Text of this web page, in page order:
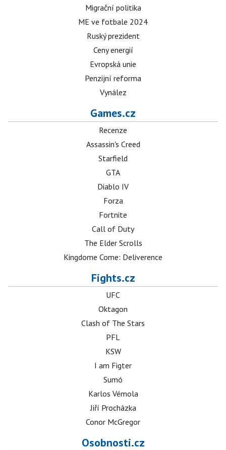
Migrační politika
ME ve fotbale 2024
Ruský prezident
Ceny energií
Evropská unie
Penzijní reforma
Vynález
Games.cz
Recenze
Assassin's Creed
Starfield
GTA
Diablo IV
Forza
Fortnite
Call of Duty
The Elder Scrolls
Kingdome Come: Deliverence
Fights.cz
UFC
Oktagon
Clash of The Stars
PFL
KSW
I am Figter
Sumó
Karlos Vémola
Jiří Procházka
Conor McGregor
Osobnosti.cz